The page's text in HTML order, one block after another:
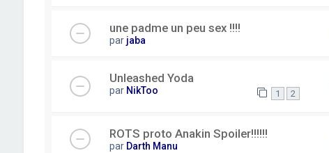
une padme un peu sex !!!!
par jaba
Unleashed Yoda
par NikToo 1 2
ROTS proto Anakin Spoiler!!!!!!
par Darth Manu